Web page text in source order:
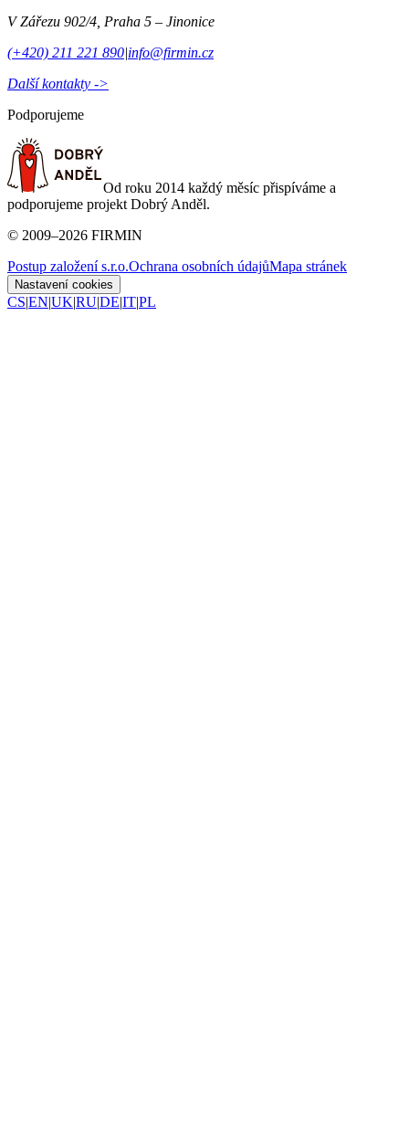
V Zářezu 902/4 Praha 5 – Jinonice
(+420) 211 221 890|info@firmin.cz
Další kontakty ->
Podporujeme
Od roku 2014 každý měsíc přispíváme a
podporujeme projekt Dobrý Anděl.
© 2009–2026 FIRMIN
Postup založení s.r.o.Ochrana osobních údajůMapa stránek
Nastavení cookies
CS|EN|UK|RU|DE|IT|PL